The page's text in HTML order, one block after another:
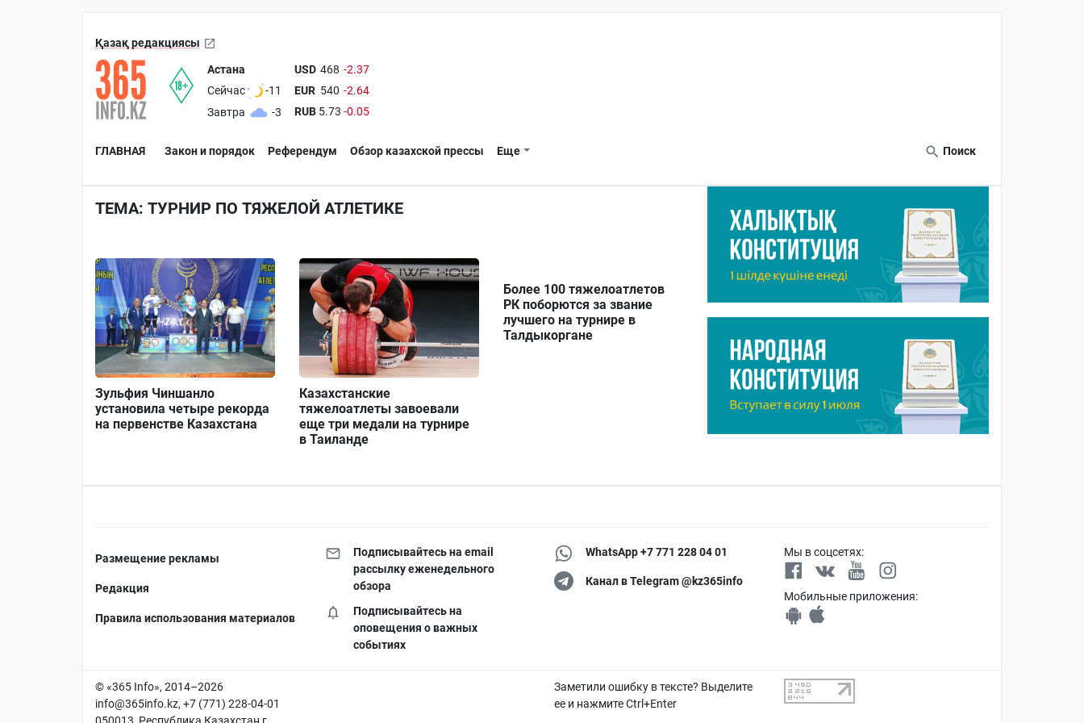
Қазақ редакциясы
Астана
Сейчас
-11
Завтра
-3
USD 468 -2.37
EUR 540 -2.64
RUB 5.73 -0.05
ГЛАВНАЯ Закон и порядок Референдум Обзор казахской прессы Еще Поиск
ТЕМА: ТУРНИР ПО ТЯЖЕЛОЙ АТЛЕТИКЕ
Зульфия Чиншанло
установила четыре рекорда
на первенстве Казахстана
Казахстанские
тяжелоатлеты завоевали
еще три медали на турнире
в Таиланде
Более 100 тяжелоатлетов
РК поборются за звание
лучшего на турнире в
Талдыкоргане
Размещение рекламы
Редакция
Правила использования материалов
Подписывайтесь на email
рассылку еженедельного
обзора
Подписывайтесь на
оповещения о важных
событиях
WhatsApp +7 771 228 04 01
Канал в Telegram @kz365info
Мы в соцсетях:
Мобильные приложения:
© «365 Info», 2014–2026
info@365info.kz, +7 (771) 228-04-01
Заметили ошибку в тексте? Выделите
ее и нажмите Ctrl+Enter